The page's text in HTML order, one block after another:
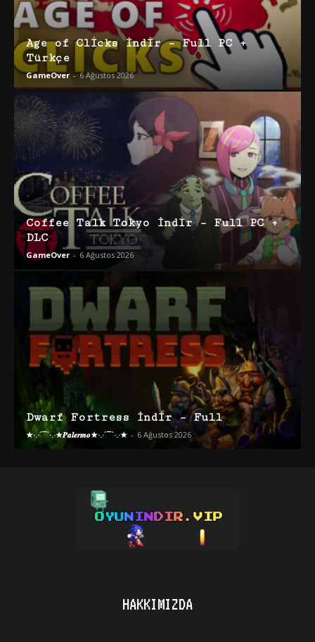
Age of Clicks İndir – Full PC +
Türkçe
GameOver - 6 Ağustos 2026
Coffee Talk Tokyo İndir – Full PC +
DLC
GameOver - 6 Ağustos 2026
Dwarf Fortress İndir – Full
★·.·´¯`·.·★𝑷𝒂𝒍𝒆𝒓𝒎𝒐★·.·´¯`·.·★ - 6 Ağustos 2026
HAKKIMIZDA